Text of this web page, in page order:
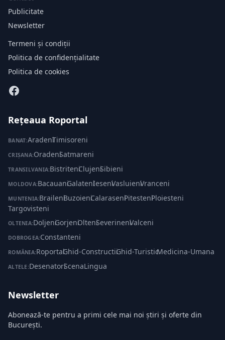
Publicitate
Newsletter
Termeni și condiții
Politica de confidențialitate
Politica de cookies
Rețeaua Roportal
BANAT:Aradeni·Timisoreni
CRIȘANA:Oradeni·Satmareni
TRANSILVANIA:Bistriteni·Clujeni·Sibieni
MOLDOVA:Bacauani·Galateni·Ieseni·Vasluieni·Vranceni
MUNTENIA:Braileni·Buzoieni·Calaraseni·Pitesteni·Ploiesteni·
Targovisteni
OLTENIA:Doljeni·Gorjeni·Olteni·Severineni·Valceni
DOBROGEA:Constanteni
ROMÂNIA:Roportal·Ghid-Constructii·Ghid-Turistic·Medicina-Umana
ALTELE:Desenatori·ScenaLingua
Newsletter
Abonează-te pentru a primi cele mai noi știri și oferte din
București.